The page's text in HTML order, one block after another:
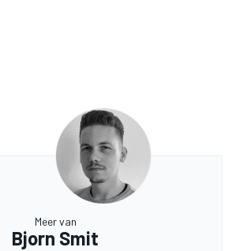
Meer van
Bjorn Smit